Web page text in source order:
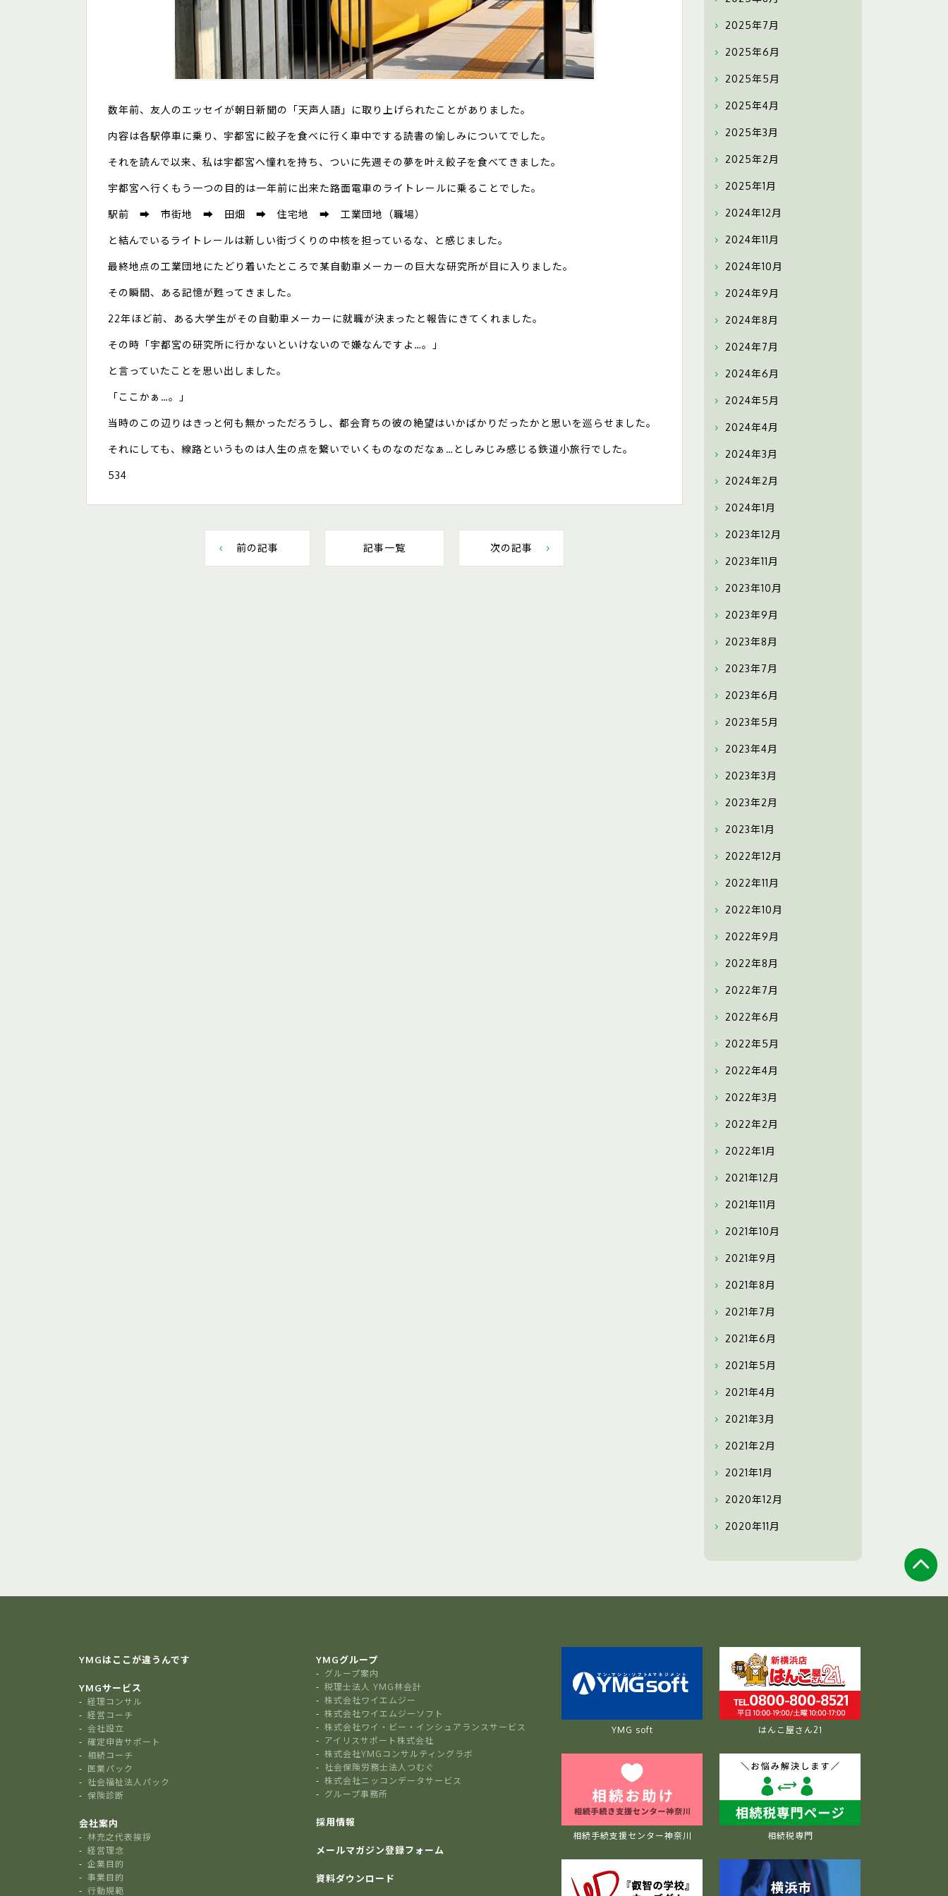
2025年7月
2025年6月
2025年5月
2025年4月
2025年3月
2025年2月
2025年1月
2024年12月
2024年11月
2024年10月
2024年9月
2024年8月
2024年7月
2024年6月
2024年5月
2024年4月
2024年3月
2024年2月
2024年1月
2023年12月
2023年11月
2023年10月
2023年9月
2023年8月
2023年7月
2023年6月
2023年5月
2023年4月
2023年3月
2023年2月
2023年1月
2022年12月
2022年11月
2022年10月
2022年9月
2022年8月
2022年7月
2022年6月
2022年5月
2022年4月
2022年3月
2022年2月
2022年1月
2021年12月
2021年11月
2021年10月
2021年9月
2021年8月
2021年7月
2021年6月
2021年5月
2021年4月
2021年3月
2021年2月
2021年1月
2020年12月
2020年11月
数年前、友人のエッセイが朝日新聞の「天声人語」に取り上げられたことがありました。
内容は各駅停車に乗り、宇都宮に餃子を食べに行く車中でする読書の愉しみについてでした。
それを読んで以来、私は宇都宮へ憧れを持ち、ついに先週その夢を叶え餃子を食べてきました。
宇都宮へ行くもう一つの目的は一年前に出来た路面電車のライトレールに乗ることでした。
駅前 ➡ 市街地 ➡ 田畑 ➡ 住宅地 ➡ 工業団地（職場）
と結んでいるライトレールは新しい街づくりの中核を担っているな、と感じました。
最終地点の工業団地にたどり着いたところで某自動車メーカーの巨大な研究所が目に入りました。
その瞬間、ある記憶が甦ってきました。
22年ほど前、ある大学生がその自動車メーカーに就職が決まったと報告にきてくれました。
その時「宇都宮の研究所に行かないといけないので嫌なんですよ…。」
と言っていたことを思い出しました。
「ここかぁ…。」
当時のこの辺りはきっと何も無かっただろうし、都会育ちの彼の絶望はいかばかりだったかと思いを巡らせました。
それにしても、線路というものは人生の点を繋いでいくものなのだなぁ…としみじみ感じる鉄道小旅行でした。
534
前の記事 記事一覧 次の記事
YMGはここが違うんです
YMGサービス
経理コンサル
経営コーチ
会社設立
確定申告サポート
相続コーチ
医業パック
社会福祉法人パック
保険診断
会社案内
林充之代表挨拶
経営理念
企業目的
事業目的
行動規範
YMGグループ
グループ案内
税理士法人 YMG林会計
株式会社ワイエムジー
株式会社ワイエムジーソフト
株式会社ワイ・ビー・インシュアランスサービス
アイリスサポート株式会社
株式会社YMGコンサルティングラボ
社会保険労務士法人つむぐ
株式会社ニッコンデータサービス
グループ事務所
採用情報
メールマガジン登録フォーム
資料ダウンロード
YMG soft はんこ屋さん21
相続手続支援センター神奈川 相続税専門